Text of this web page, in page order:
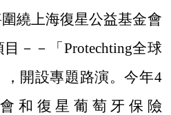
繞上海復星公益基金會
－－「 Protechting全球
開設專題路演。今年4
和復星葡萄牙保險